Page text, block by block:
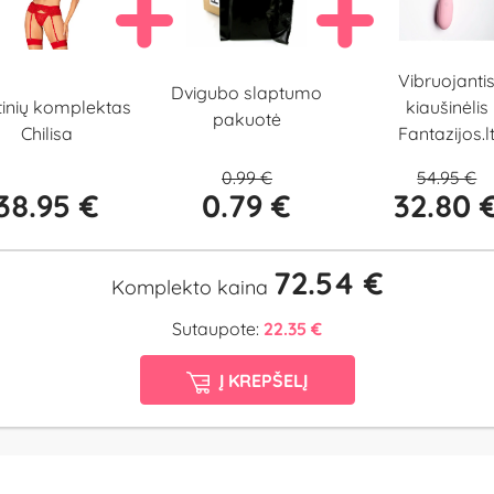
komplektas
Chilisa
€
Dvigubo slaptumo
pakuotė
0.99 €
0.79 €
Vibruojantis
kiaušinėlis
Fantazijos.lt
54.95 €
32.80
Komplekto kaina 72.54 €
Sutaupote: 22.35 €
Į KREPŠELĮ